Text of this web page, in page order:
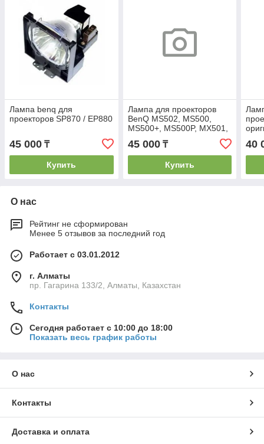
Лампа benq для
проекторов SP870 / EP880
45 000 ₸
Купить
Лампа для проекторов
BenQ MS502, MS500,
MS500+, MS500P, MX501,
45 000₸
Купить
40
О нас
Рейтинг не сформирован
Менее 5 отзывов за последний год
Работает с 03.01.2012
г. Алматы
пр. Гагарина 133/2, Алматы, Казахстан
Контакты
Сегодня работает с 10:00 до 18:00
Показать весь график работы
О нас
Контакты
Доставка и оплата